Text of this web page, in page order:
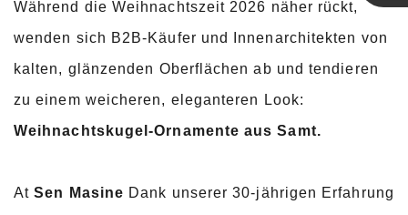
Während die Weihnachtszeit 2026 näher rückt,
wenden sich B2B-Käufer und Innenarchitekten von
kalten, glänzenden Oberflächen ab und tendieren
zu einem weicheren, eleganteren Look:
Weihnachtskugel-Ornamente aus Samt.
AtSen Masine Dank unserer 30-jährigen Erfahrung